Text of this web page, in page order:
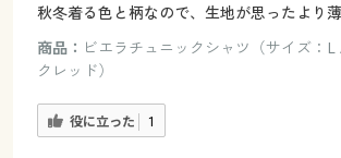
秋冬着る色と柄なので、生地が思ったより薄
商品： ビエラチュニックシャツ（サイズ：
クレッド）
役に立った 1